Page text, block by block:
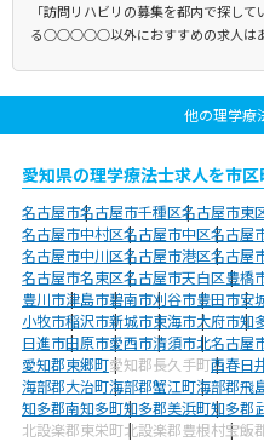
「訪問リハビリの募集を都内で探し
る○○○○○以外におすすめの求人はあ
他の理学療
愛知県の理学療法士求人を市
名古屋市名古屋市千種区名古屋市東
名古屋市中村区名古屋市中区名古屋
名古屋市中川区名古屋市港区名古屋
名古屋市名東区名古屋市天白区豊橋
豊川市津島市碧南市刈谷市豊田市安
小牧市稲沢市新城市東海市大府市知
日進市田原市愛西市清須市北名古屋
愛知郡東郷町愛知郡長久手町西春日
海部郡大治町海部郡蟹江町海部郡飛
知多郡南知多町知多郡美浜町知多郡
北設楽郡東栄町北設楽郡豊根村宝飯